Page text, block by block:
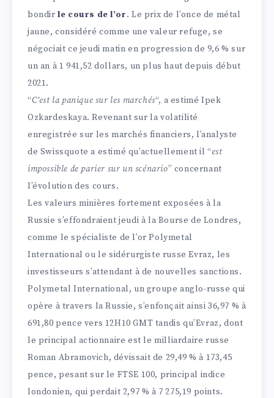
bondirle cours de l’or. Le prix de l’once de métal
jaune, considéré comme une valeur refuge, se
négociait ce jeudi matin en progression de 9,6 % sur
un an à 1 941,52 dollars, un plus haut depuis début
2021.
“C’est la panique sur les marchés“, a estimé Ipek
Ozkardeskaya. Revenant sur la volatilité
enregistrée sur les marchés financiers, l’analyste
de Swissquote a estimé qu’actuellement il “est
impossible de parier sur un scénario” concernant
l’évolution des cours.
Les valeurs minières fortement exposées à la
Russie s’effondraient jeudi à la Bourse de Londres,
comme le spécialiste de l’or Polymetal
International ou le sidérurgiste russe Evraz, les
investisseurs s’attendant à de nouvelles sanctions.
Polymetal International, un groupe anglo-russe qui
opère à travers la Russie, s’enfonçait ainsi 36,97 % à
691,80 pence vers 12H10 GMT tandis qu’Evraz, dont
le principal actionnaire est le milliardaire russe
Roman Abramovich, dévissait de 29,49 % à 173,45
pence, pesant sur le FTSE 100, principal indice
londonien, qui perdait 2,97 % à 7 275,19 points.